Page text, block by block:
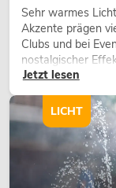
Sehr warmes
Akzente prägen
Clubs und bei
nostalgischer
Gestaltungsmittel:
wirken lassen.
Jetzt lesen
LICHT